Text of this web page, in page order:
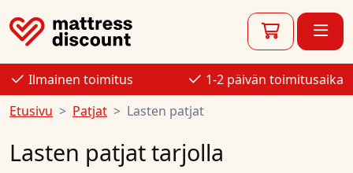
Ilmainen toimitus
1-2 päivän toimitusaika
Etusivu
Patjat Lasten patjat
Lasten patjat tarjolla